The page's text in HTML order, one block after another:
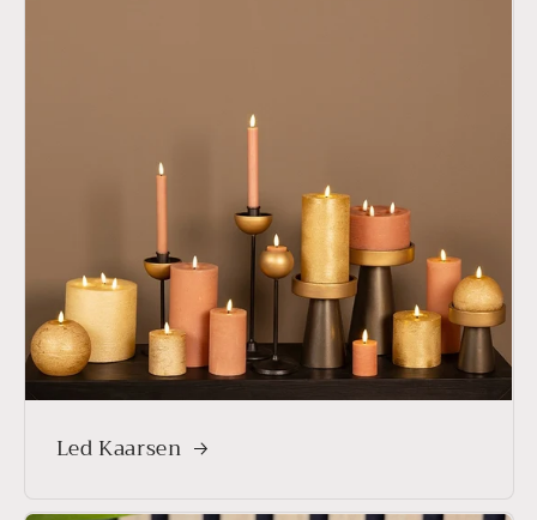
Led Kaarsen